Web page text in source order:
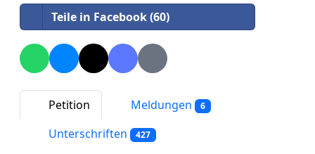
Teile in Facebook (60)
Petition Meldungen 6
Unterschriften 427